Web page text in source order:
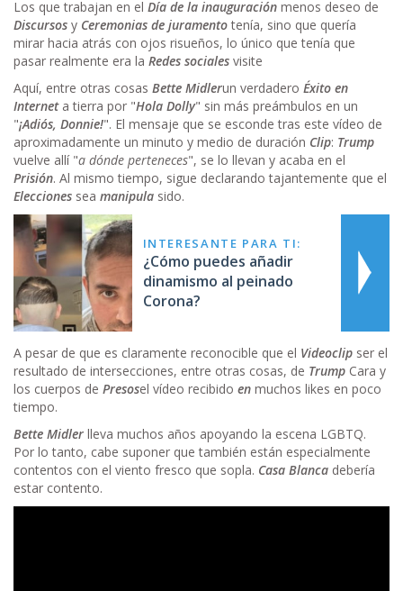
Los que trabajan en el Día de la inauguración menos deseo de
Discursos y Ceremonias de juramento tenía, sino que quería
mirar hacia atrás con ojos risueños, lo único que tenía que
pasar realmente era la Redes sociales visite
Aquí, entre otras cosas Bette Midlerun verdadero Éxito en
Internet a tierra por "Hola Dolly" sin más preámbulos en un
"¡Adiós, Donnie!". El mensaje que se esconde tras este vídeo de
aproximadamente un minuto y medio de duración Clip: Trump
vuelve allí "a dónde perteneces", se lo llevan y acaba en el
Prisión. Al mismo tiempo, sigue declarando tajantemente que el
Elecciones sea manipula sido.
INTERESANTE PARA TI:
¿Cómo puedes añadir
dinamismo al peinado
Corona?
A pesar de que es claramente reconocible que el Videoclip ser el
resultado de intersecciones, entre otras cosas, de Trump Cara y
los cuerpos de Presosel vídeo recibido en muchos likes en poco
tiempo.
Bette Midler lleva muchos años apoyando la escena LGBTQ.
Por lo tanto, cabe suponer que también están especialmente
contentos con el viento fresco que sopla. Casa Blanca debería
estar contento.